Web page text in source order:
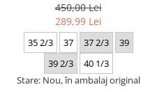
450,00 Lei
289,99 Lei
35 2/3 37 37 2/3
39
39 2/3
40 1/3
Stare: Nou, în ambalaj original